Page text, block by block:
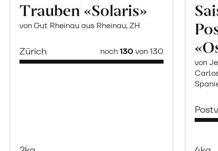
Trauben «Solaris»
von Gut Rheinau aus Rheinau, ZH
Zürich noch130von 130
von